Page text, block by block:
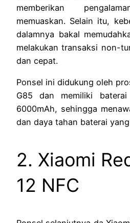
memberikan
memuaskan. Selain itu,
dalamnya bakal
melakukan transaksi non-
dan cepat.
Ponsel ini didukung oleh
G85 dan memiliki baterai
6000mAh, sehingga
dan daya tahan baterai
2. Xiaomi
12 NFC